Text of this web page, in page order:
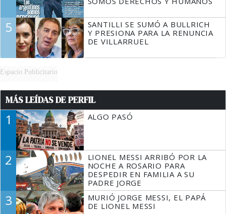
5
SANTILLI SE SUMÓ A BULLRICH
Y PRESIONA PARA LA RENUNCIA
DE VILLARRUEL
Espacio Publicitario
MÁS LEÍDAS DE PERFIL
1 ALGO PASÓ
2
LIONEL MESSI ARRIBÓ POR LA
NOCHE A ROSARIO PARA
DESPEDIR EN FAMILIA A SU
PADRE JORGE
3
MURIÓ JORGE MESSI, EL PAPÁ
DE LIONEL MESSI